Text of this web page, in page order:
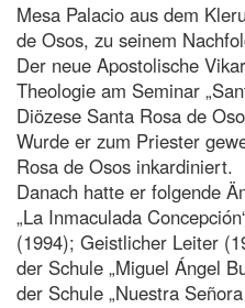
Mesa Palacio aus dem
de Osos, zu seinem
Der neue Apostolische
Theologie am Seminar
Diözese Santa Rosa de
Wurde er zum Priester
Rosa de Osos inkardiniert.
Danach hatte er folgende
„La Inmaculada
(1994); Geistlicher Leiter
der Schule „Miguel Ángel
der Schule „Nuestra